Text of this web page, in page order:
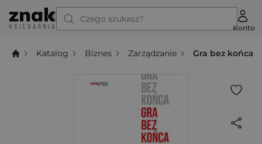
Czego szukasz?
Konto
Katalog Biznes Zarządzanie Gra bez końca